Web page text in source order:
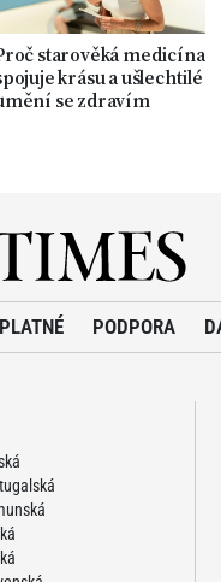
starověká medicína
krásu a ušlechtilé
se zdravím
PODPORA